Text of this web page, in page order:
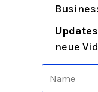
neue